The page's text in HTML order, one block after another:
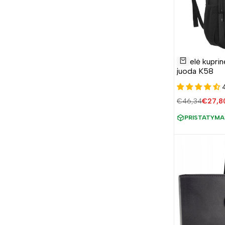
Pridėti
sąrašą
Į krepšelį
Didelė
juoda K58
Įprasta
€46,34